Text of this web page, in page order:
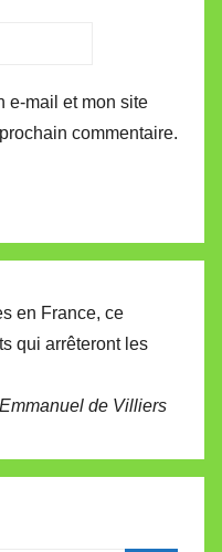
e-mail et mon site
commentaire.
en France, ce
qui arrêteront les
Emmanuel de Villiers